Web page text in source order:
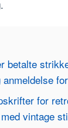
betalte
anmeldelse
for
vintage